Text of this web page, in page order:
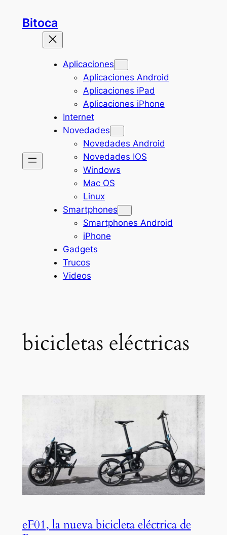
Bitoca
Aplicaciones
Aplicaciones Android
Aplicaciones iPad
Aplicaciones iPhone
Internet
Novedades
Novedades Android
Novedades IOS
Windows
Mac OS
Linux
Smartphones
Smartphones Android
iPhone
Gadgets
Trucos
Videos
bicicletas eléctricas
eF01, la nueva bicicleta eléctrica de